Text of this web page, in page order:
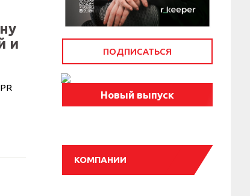
и
ПОДПИСАТЬСЯ
Новый выпуск
КОМПАНИИ